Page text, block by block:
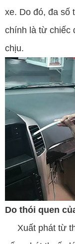
xe. Do đó, đa số
chính là từ chiếc
chịu.
Do thói quen
Xuất phát từ